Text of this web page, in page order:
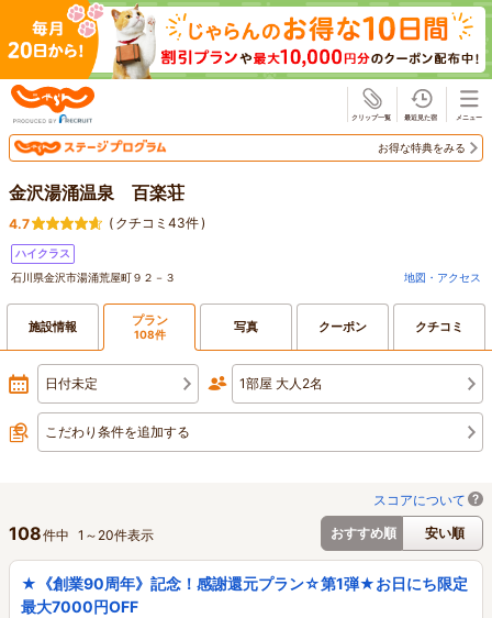
お得な特典をみる
金沢湯涌温泉 百楽荘
4.7 ( クチコミ43件)
ハイクラス
石川県金沢市湯涌荒屋町９２－３
地図・アクセス
施設情報 プラン
108件 写真 クーポン クチコミ
日付未定 1部屋 大人2名
こだわり条件を追加する
スコアについて
おすすめ順
安い順
108件中 1 ～ 20件表示
★《創業90周年》記念！感謝還元プラン☆第1弾★お日にち限定
最大7000円OFF